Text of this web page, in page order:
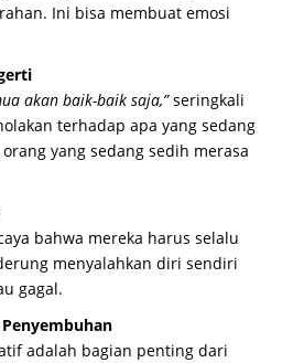
Ini bisa membuat emosi
akan baik-baik saja,”seringkali
terhadap apa yang sedang
yang sedang sedih merasa
bahwa mereka harus selalu
menyalahkan diri sendiri
gagal.
adalah bagian penting dari